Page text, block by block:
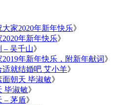
大家2020年新年快乐》
2020年新年快乐》
– 吴千山》
2019年新年快乐，附新年献词》
适就结婚吧 艾小羊》
面朝天 毕淑敏》
毕淑敏》
– 茅盾》